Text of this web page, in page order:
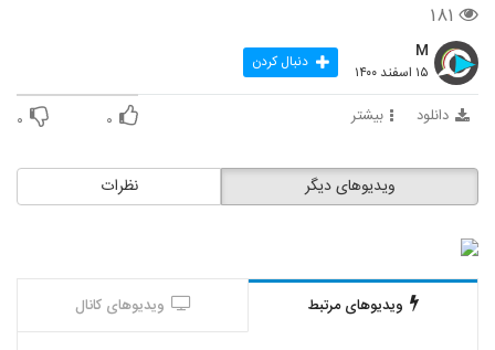
۱۸۱
M
۱۵ اسفند ۱۴۰۰ دنبال کردن
دانلود بیشتر ۰ ۰
نظرات ویدیوهای دیگر
ویدیوهای مرتبط ویدیوهای کانال